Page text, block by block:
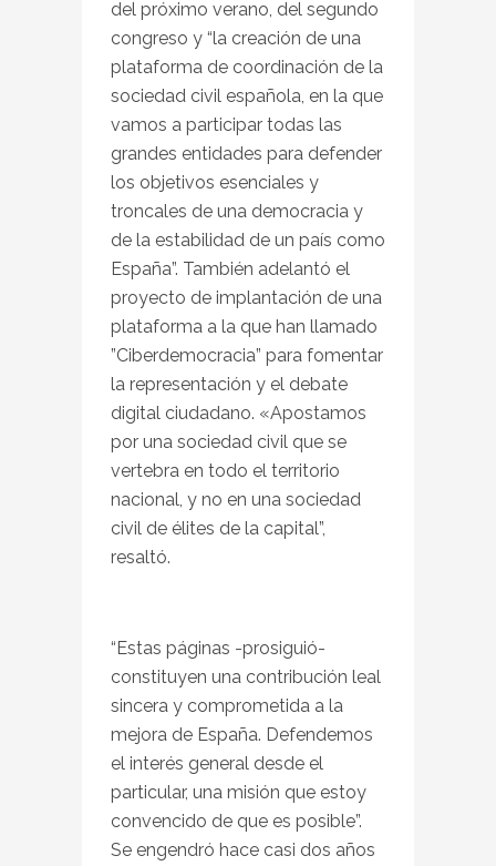
del próximo verano, del segundo
congreso y “la creación de una
plataforma de coordinación de la
sociedad civil española, en la que
vamos a participar todas las
grandes entidades para defender
los objetivos esenciales y
troncales de una democracia y
de la estabilidad de un país como
España”. También adelantó el
proyecto de implantación de una
plataforma a la que han llamado
”Ciberdemocracia” para fomentar
la representación y el debate
digital ciudadano. «Apostamos
por una sociedad civil que se
vertebra en todo el territorio
nacional, y no en una sociedad
civil de élites de la capital”,
resaltó.
“Estas páginas -prosiguió-
constituyen una contribución leal
sincera y comprometida a la
mejora de España. Defendemos
el interés general desde el
particular, una misión que estoy
convencido de que es posible”.
Se engendró hace casi dos años